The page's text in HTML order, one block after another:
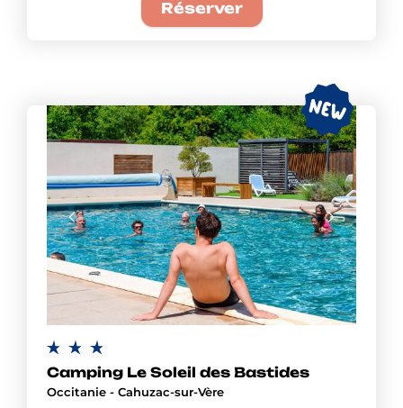
Réserver
Camping Le Soleil des Bastides
Occitanie - Cahuzac-sur-Vère